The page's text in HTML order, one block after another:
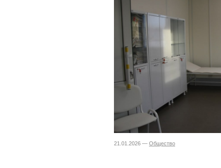
21.01.2026 — Общество